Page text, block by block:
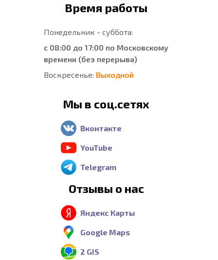
Время работы
Понедельник - суббота:
с 08:00 до 17:00 по Московскому
времени (без перерыва)
Воскресенье: Выходной
Мы в соц.сетях
Вконтакте
YouTube
Telegram
Отзывы о нас
Яндекс Карты
Google Maps
2 GIS